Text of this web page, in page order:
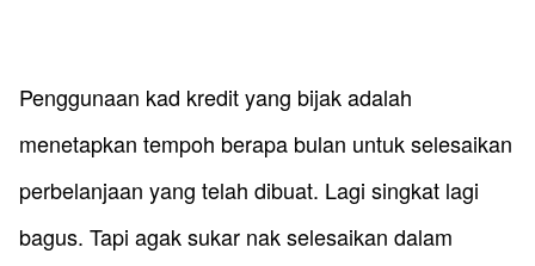
​Penggunaan kad kredit yang bijak adalah
menetapkan tempoh berapa bulan untuk selesaikan
perbelanjaan yang telah dibuat. Lagi singkat lagi
bagus. Tapi agak sukar nak selesaikan dalam